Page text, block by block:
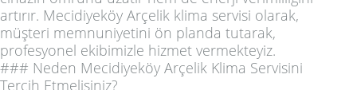
artırır. Mecidiyeköy Arçelik klima servisi olarak,
müşteri memnuniyetini ön planda tutarak,
profesyonel ekibimizle hizmet vermekteyiz.
### Neden Mecidiyeköy Arçelik Klima Servisini
Tercih Etmelisiniz?